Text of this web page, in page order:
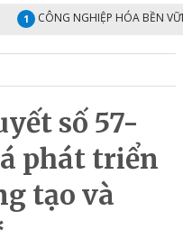
CÔNG NGHIỆP HÓA BỀN VỮNG
số 57-
phát triển
tạo và